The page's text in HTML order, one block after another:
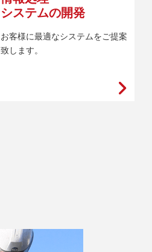
システムの開発
お客様に最適なシステムをご提案
致します。